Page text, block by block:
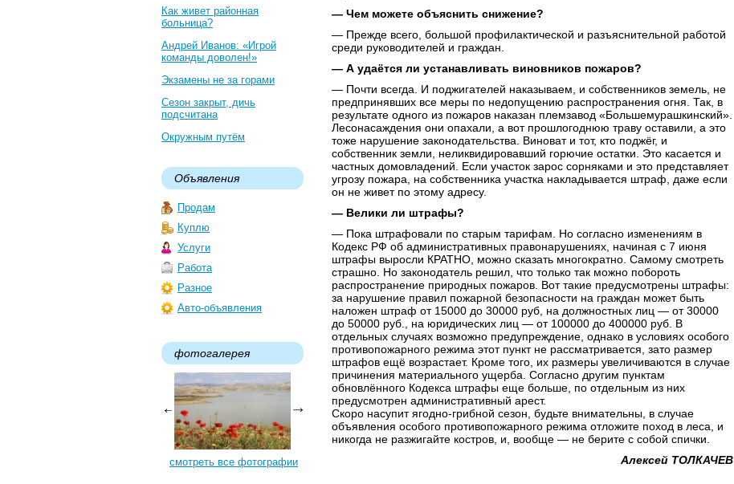
Как живет районная
больница?
Андрей Иванов: «Игрой
команды доволен!»
Экзамены не за горами
Сезон закрыт, дичь
подсчитана
Окружным путём
Объявления
Продам
Куплю
Услуги
Работа
Разное
Авто-объявления
фотогалерея
смотреть все фотографии
— Чем можете объяснить снижение?
— Прежде всего, большой профилактической и разъяснительной работой
среди руководителей и граждан.
— А удаётся ли устанавливать виновников пожаров?
— Почти всегда. И поджигателей наказываем, и собственников земель, не
предпринявших все меры по недопущению распространения огня. Так, в
результате одного из пожаров наказан племзавод «Большемурашкинский».
Лесонасаждения они опахали, а вот прошлогоднюю траву оставили, а это
тоже нарушение законодательства. Виноват и тот, кто поджёг, и
собственник земли, неликвидировавший горючие остатки. Это касается и
частных домовладений. Если участок зарос сорняками и это представляет
угрозу пожара, на собственника участка накладывается штраф, даже если
он не живет по этому адресу.
— Велики ли штрафы?
— Пока штрафовали по старым тарифам. Но согласно изменениям в
Кодекс РФ об административных правонарушениях, начиная с 7 июня
штрафы выросли КРАТНО, можно сказать многократно. Самому смотреть
страшно. Но законодатель решил, что только так можно побороть
распространение природных пожаров. Вот такие предусмотрены штрафы:
за нарушение правил пожарной безопасности на граждан может быть
наложен штраф от 15000 до 30000 руб, на должностных лиц — от 30000
до 50000 руб., на юридических лиц — от 100000 до 400000 руб. В
отдельных случаях возможно предупреждение, однако в условиях особого
противопожарного режима этот пункт не рассматривается, зато размер
штрафов ещё возрастает. Кроме того, их размеры увеличиваются в случае
причинения материального ущерба. Согласно другим пунктам
обновлённого Кодекса штрафы еще больше, по отдельным из них
предусмотрен административный арест.
Скоро насупит ягодно-грибной сезон, будьте внимательны, в случае
объявления особого противопожарного режима отложите поход в леса, и
никогда не разжигайте костров, и, вообще — не берите с собой спички.
Алексей ТОЛКАЧЕВ